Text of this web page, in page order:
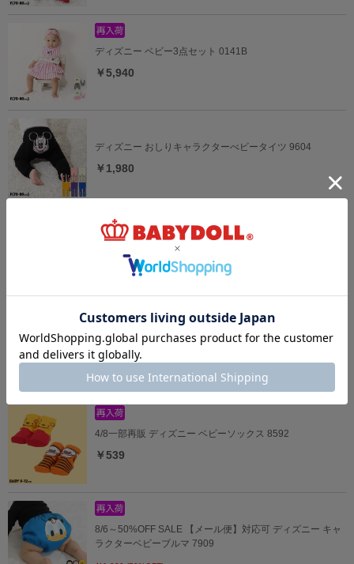
ディズニー ベビー3点セット 0141B
￥5,940
ディズニー おしりキャラクターべビータイツ 9604
￥1,980
ディズニー なりきるベビー2点セット 9802B
￥5,390
ディズニー ベビー3点セット 9136B
￥6,930
4/8一部再販 ディズニー ベビーソックス 8592
￥539
8/6～50%OFF SALE 【メール便】対応可 ディズニー キャ
ラクターベビーブルマ 7909